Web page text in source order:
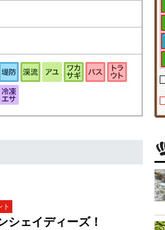
ト
シェイディーズ！